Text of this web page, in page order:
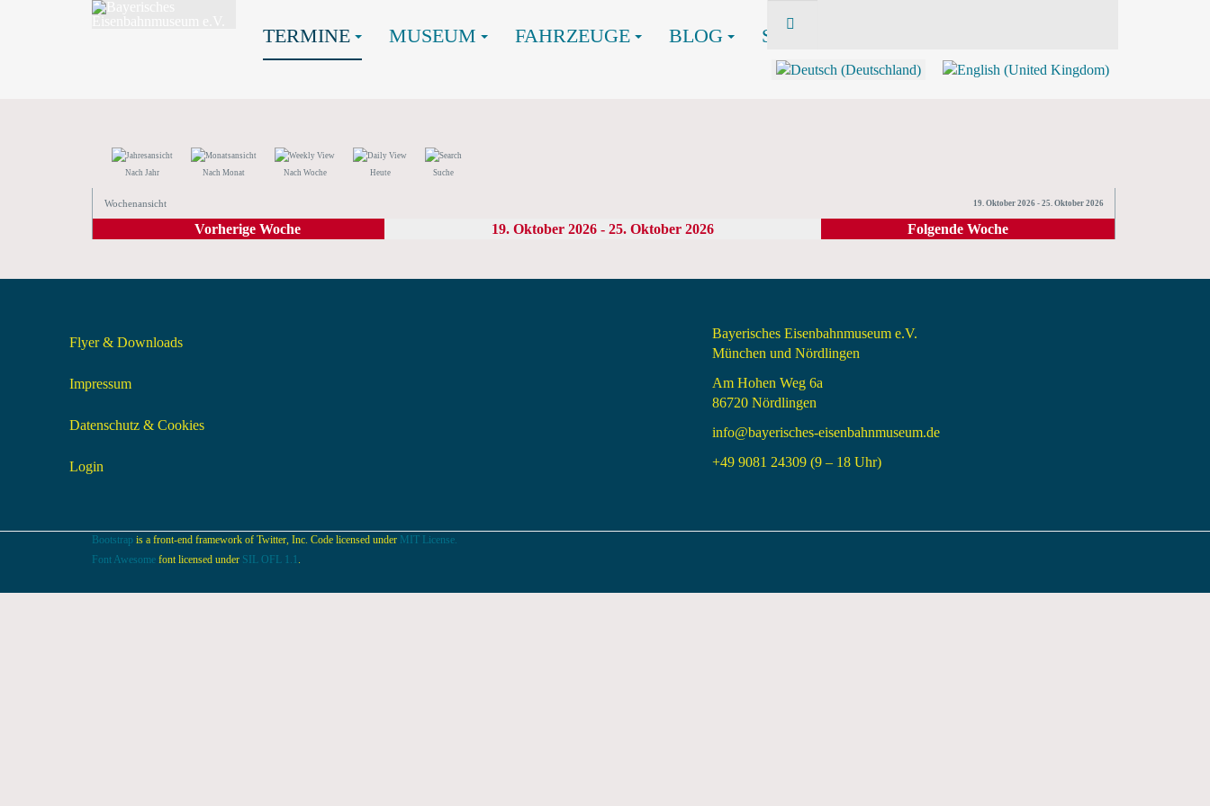
TERMINE MUSEUM FAHRZEUGE BLOG SHOP
Nach Jahr Nach Monat Nach Woche Heute Suche
Wochenansicht 19. Oktober 2026 - 25. Oktober 2026
Vorherige Woche 19. Oktober 2026 - 25. Oktober 2026 Folgende Woche
Flyer & Downloads
Impressum
Datenschutz & Cookies
Login
Bayerisches Eisenbahnmuseum e.V.
München und Nördlingen
Am Hohen Weg 6a
86720 Nördlingen
info@bayerisches-eisenbahnmuseum.de
+49 9081 24309 (9 – 18 Uhr)
Bootstrap is a front-end framework of Twitter, Inc. Code licensed under MIT License.
Font Awesome font licensed under SIL OFL 1.1 .